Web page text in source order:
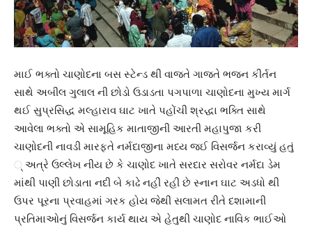
માઈ ભક્તો ચાણોદના બસ સ્ટેન્ડ થી વાજતે ગાજતે ભજન કીર્તન
સાથે અબીલ ગુલાલ ની છોડો ઉડાડતા પગપાળા ચાણોદના મુખ્ય માર્ગ
થઈ સુપ્રસિદ્ધ મલ્હારાવ ઘાટ ખાતે પહોંચી શ્રદ્ધા ભક્તિ સાથે
આવેલા ભક્તો એ સામૂહિક માતાજીની આરતી મહાપુજા કરી
ચાણોદની નાવડી મારફતે નર્મદાજીના મધ્ય જઈ વિસર્જન કરાવ્યું હતું
્ અત્રે ઉલ્લેખ નીય છે કે ચાણોદ ખાતે સરદાર સરોવર નર્મદા ડેમ
માંથી પાણી છોડાતા નદી બે કાઢે નહીં રહી છે સ્નાન ઘાટ અડધો થી
ઉપર પૂરના પ્રવાહમાં ગરક હોય જેથી સલામત રીતે દશામાની
પ્રતિમાઓનું વિસર્જન કાર્ય થાય એ હેતુથી ચાણોદ નાવિક ભાઈઓ